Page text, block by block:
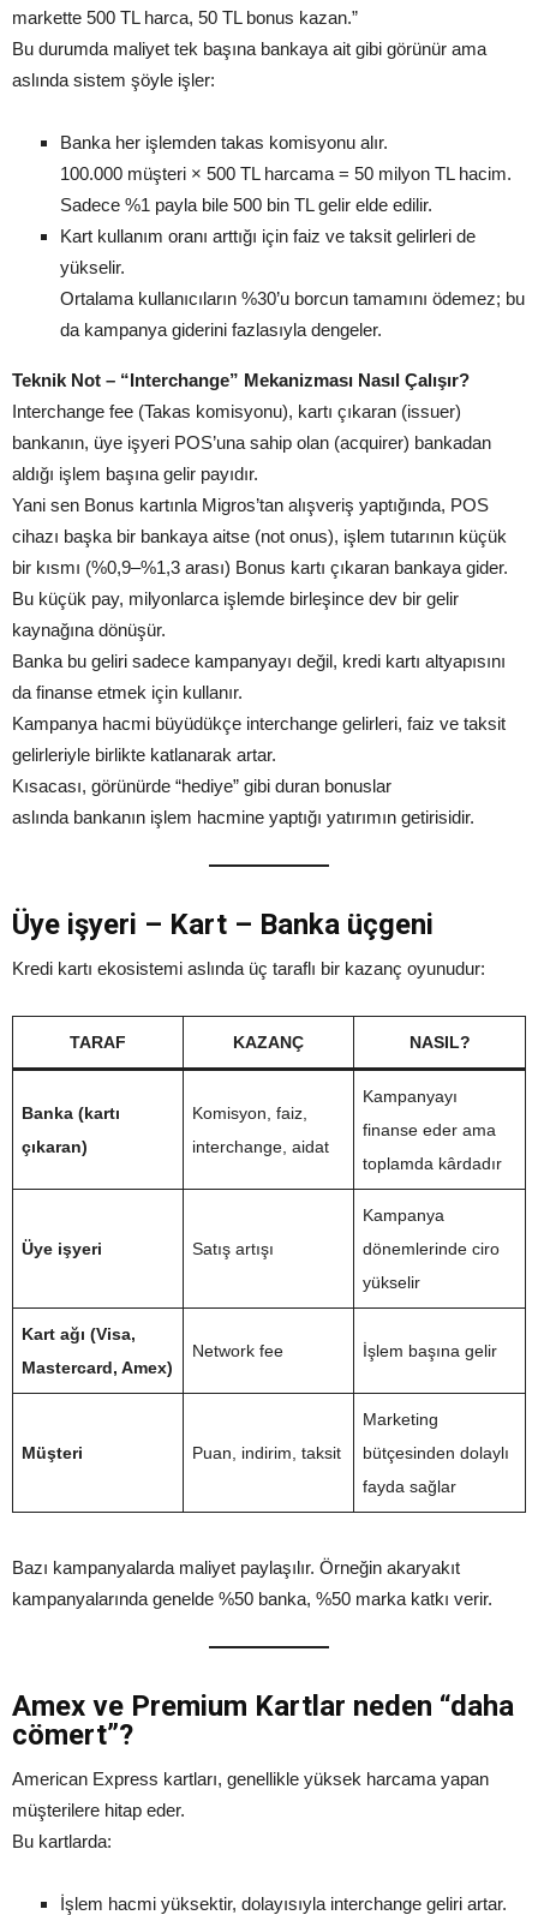
markette 500 TL harca, 50 TL bonus kazan.”
Bu durumda maliyet tek başına bankaya ait gibi görünür ama
aslında sistem şöyle işler:
Banka her işlemden takas komisyonu alır.
100.000 müşteri × 500 TL harcama = 50 milyon TL hacim.
Sadece %1 payla bile 500 bin TL gelir elde edilir.
Kart kullanım oranı arttığı için faiz ve taksit gelirleri de
yükselir.
Ortalama kullanıcıların %30’u borcun tamamını ödemez; bu
da kampanya giderini fazlasıyla dengeler.
Teknik Not – “Interchange” Mekanizması Nasıl Çalışır?
Interchange fee (Takas komisyonu), kartı çıkaran (issuer)
bankanın, üye işyeri POS’una sahip olan (acquirer) bankadan
aldığı işlem başına gelir payıdır.
Yani sen Bonus kartınla Migros’tan alışveriş yaptığında, POS
cihazı başka bir bankaya aitse (not onus), işlem tutarının küçük
bir kısmı (%0,9–%1,3 arası) Bonus kartı çıkaran bankaya gider.
Bu küçük pay, milyonlarca işlemde birleşince dev bir gelir
kaynağına dönüşür.
Banka bu geliri sadece kampanyayı değil, kredi kartı altyapısını
da finanse etmek için kullanır.
Kampanya hacmi büyüdükçe interchange gelirleri, faiz ve taksit
gelirleriyle birlikte katlanarak artar.
Kısacası, görünürde “hediye” gibi duran bonuslar
aslında bankanın işlem hacmine yaptığı yatırımın getirisidir.
Üye işyeri – Kart – Banka üçgeni
Kredi kartı ekosistemi aslında üç taraflı bir kazanç oyunudur:
TARAF KAZANÇ NASIL?
Banka (kartı
çıkaran)
Komisyon, faiz,
interchange, aidat
Kampanyayı
finanse eder ama
toplamda kârdadır
Üye işyeri Satış artışı
Kampanya
dönemlerinde ciro
yükselir
Kart ağı (Visa,
Mastercard, Amex)
Network fee İşlem başına gelir
Müşteri Puan, indirim, taksit
Marketing
bütçesinden dolaylı
fayda sağlar
Bazı kampanyalarda maliyet paylaşılır. Örneğin akaryakıt
kampanyalarında genelde %50 banka, %50 marka katkı verir.
Amex ve Premium Kartlar neden “daha
cömert”?
American Express kartları, genellikle yüksek harcama yapan
müşterilere hitap eder.
Bu kartlarda:
İşlem hacmi yüksektir, dolayısıyla interchange geliri artar.